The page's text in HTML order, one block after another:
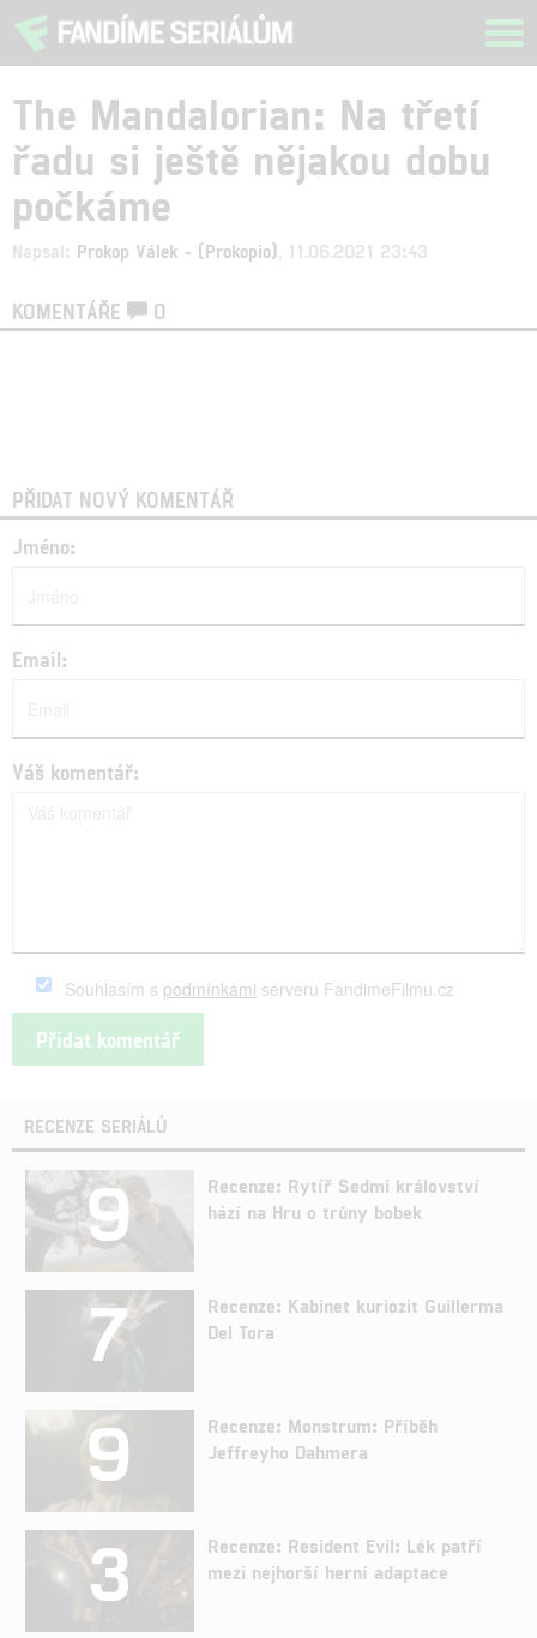
The Mandalorian: Na třetí
řadu si ještě nějakou dobu
počkáme
Napsal: Prokop Válek - (Prokopio) , 11.06.2021 23:43
KOMENTÁŘE 0
PŘIDAT NOVÝ KOMENTÁŘ
Jméno:
Email:
Váš komentář:
Souhlasím s podmínkami serveru FandimeFilmu.cz
RECENZE SERIÁLŮ
9
Recenze: Rytíř Sedmi království
hází na Hru o trůny bobek
7
Recenze: Kabinet kuriozit Guillerma
Del Tora
9
Recenze: Monstrum: Příběh
Jeffreyho Dahmera
3
Recenze: Resident Evil: Lék patří
mezi nejhorší herní adaptace